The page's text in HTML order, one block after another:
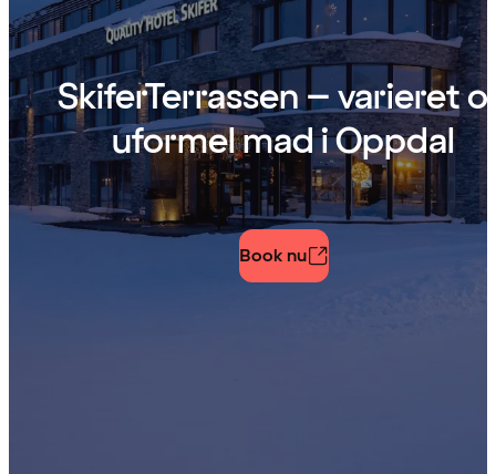
SkiferTerrassen – varieret
uformel mad i Oppdal
Book nu